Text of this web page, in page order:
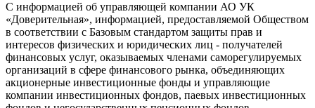
С информацией об управляющей компании АО УК
«Доверительная», информацией, предоставляемой Обществом
в соответствии с Базовым стандартом защиты прав и
интересов физических и юридических лиц - получателей
финансовых услуг, оказываемых членами саморегулируемых
организаций в сфере финансового рынка, объединяющих
акционерные инвестиционные фонды и управляющие
компании инвестиционных фондов, паевых инвестиционных